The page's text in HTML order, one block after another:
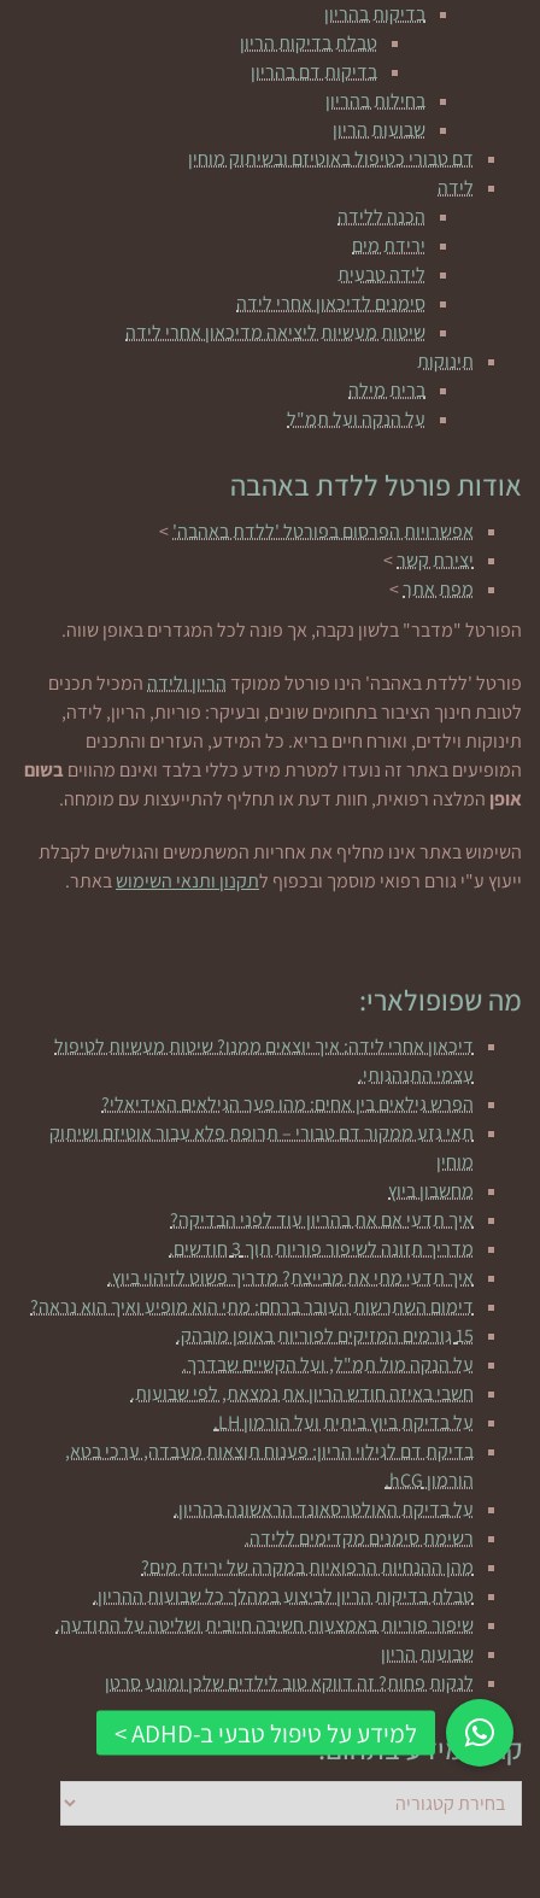
בדיקות בהריון
טבלת בדיקות הריון
בדיקות דם בהריון
בחילות בהריון
שבועות הריון
דם טבורי כטיפול באוטיזם ובשיתוק מוחין
לידה
הכנה ללידה
ירידת מים
לידה טבעית
סימנים לדיכאון אחרי לידה
שיטות מעשיות ליציאה מדיכאון אחרי לידה
תינוקות
ברית מילה
על הנקה ועל תמ"ל
אודות פורטל ללדת באהבה
אפשרויות הפרסום בפורטל 'ללדת באהבה'>
יצירת קשר>
מפת אתר>
הפורטל "מדבר" בלשון נקבה, אך פונה לכל המגדרים באופן שווה.
פורטל 'ללדת באהבה' הינו פורטל ממוקד הריון ולידההמכיל תכנים
לטובת חינוך הציבור בתחומים שונים, ובעיקר: פוריות, הריון, לידה,
תינוקות וילדים, ואורח חיים בריא. כל המידע, העזרים והתכנים
המופיעים באתר זה נועדו למטרת מידע כללי בלבד ואינם מהוויםבשום
אופן המלצה רפואית, חוות דעת או תחליף להתייעצות עם מומחה.
השימוש באתר אינו מחליף את אחריות המשתמשים והגולשים לקבלת
ייעוץ ע"י גורם רפואי מוסמך ובכפוף לתקנון ותנאי השימושבאתר.
מה שפופולארי:
דיכאון אחרי לידה: איך יוצאים ממנו? שיטות מעשיות לטיפול
עצמי התנהגותי.
הפרש גילאים בין אחים: מהו פער הגילאים האידיאלי?
תאי גזע ממקור דם טבורי – תרופת פלא עבור אוטיזם ושיתוק
מוחין
מחשבון ביוץ
איך תדעי אם את בהריון עוד לפני הבדיקה?
מדריך תזונה לשיפור פוריות תוך 3 חודשים.
איך תדעי מתי את מבייצת? מדריך פשוט לזיהוי ביוץ.
דימום השתרשות העובר ברחם: מתי הוא מופיע ואיך הוא נראה?
15 גורמים המזיקים לפוריות באופן מובהק.
על הנקה מול תמ"ל, ועל הקשיים שבדרך.
חשבי באיזה חודש הריון את נמצאת, לפי שבועות.
על בדיקת ביוץ ביתית ועל הורמון LH.
בדיקת דם לגילוי הריון: פענוח תוצאות מעבדה, ערכי בטא,
הורמון hCG.
על בדיקת האולטרסאונד הראשונה בהריון.
רשימת סימנים מקדימים ללידה.
מהן ההנחיות הרפואיות במקרה של ירידת מים?
טבלת בדיקות הריון לביצוע במהלך כל שבועות ההריון.
שיפור פוריות באמצעות חשיבה חיובית ושליטה על התודעה.
שבועות הריון
לנקות פחות? זה דווקא טוב לילדים שלכן ומונע סרטן
קראי מידע בתחום:
קראי
מידע